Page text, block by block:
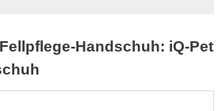
Handschuh: iQ-Pet